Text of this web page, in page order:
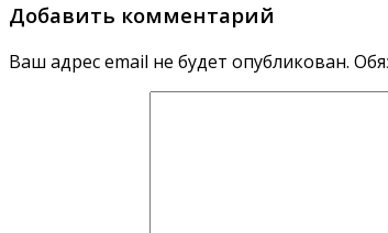
Добавить комментарий
Ваш адрес email не будет опубликован.